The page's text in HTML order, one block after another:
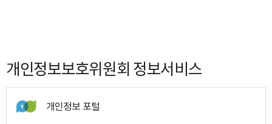
개인정보보호위원회 정보서비스
개인정보 포털